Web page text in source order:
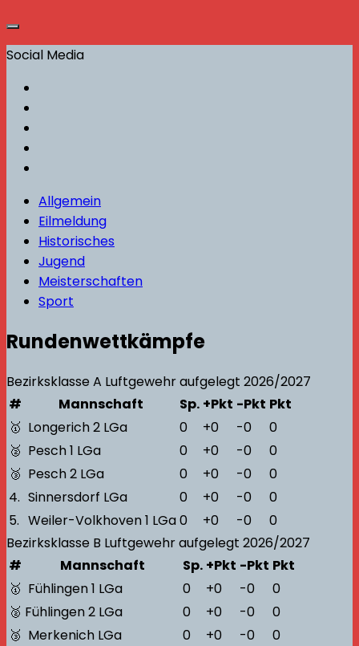
Social Media
Allgemein
Eilmeldung
Historisches
Jugend
Meisterschaften
Sport
Rundenwettkämpfe
Bezirksklasse A Luftgewehr aufgelegt 2026/2027
#
Mannschaft Sp. +Pkt -Pkt Pkt
🥇 Longerich 2 LGa 0 +0 -0
0
🥈 Pesch 1 LGa 0 +0 -0
0
🥉 Pesch 2 LGa 0 +0 -0
0
4. Sinnersdorf LGa 0 +0 -0
0
5. Weiler-Volkhoven 1 LGa0 +0 -0
0
Bezirksklasse B Luftgewehr aufgelegt 2026/2027
#
Mannschaft Sp. +Pkt -Pkt Pkt
🥇 Fühlingen 1 LGa 0 +0 -0
0
🥈 Fühlingen 2 LGa 0 +0 -0
0
🥉 Merkenich LGa 0 +0 -0
0